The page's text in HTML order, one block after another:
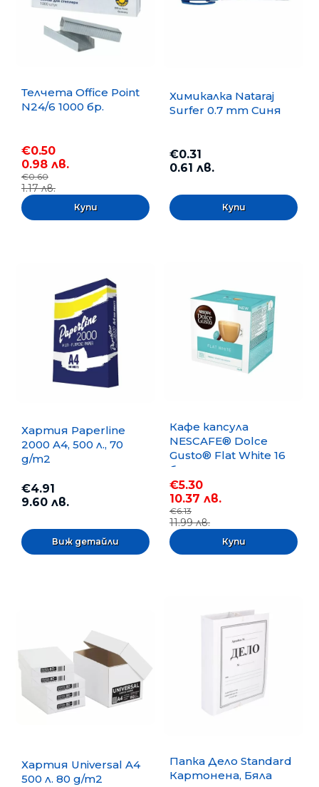
Телчета Office Point
N24/6 1000 бр.
€0.50
0.98 лв.
€0.60
1.17 лв.
Химикалка Nataraj
Surfer 0.7 mm Синя
€0.31
0.61 лв.
Хартия Paperline
2000 A4, 500 л., 70
g/m2
€4.91
9.60 лв.
Виж детайли
Кафе капсула
NESCAFE® Dolce
Gusto® Flat White 16
бр.
€5.30
10.37 лв.
€6.13
11.99 лв.
Хартия Universal A4
500 л. 80 g/m2
Папка Дело Standard
Картонена, Бяла